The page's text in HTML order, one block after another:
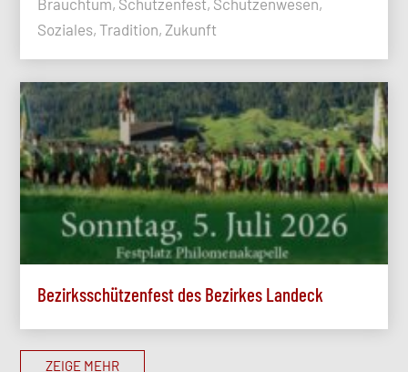
Brauchtum, Schützenfest, Schützenwesen,
Soziales, Tradition, Zukunft
Bezirksschützenfest des Bezirkes Landeck
ZEIGE MEHR